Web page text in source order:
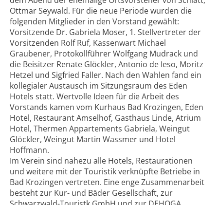
Ottmar Seywald. Für die neue Periode wurden die
folgenden Mitglieder in den Vorstand gewählt:
Vorsitzende Dr. Gabriela Moser, 1. Stellvertreter der
Vorsitzenden Rolf Ruf, Kassenwart Michael
Graubener, Protokollführer Wolfgang Mudrack und
die Beisitzer Renate Glöckler, Antonio de Ieso, Moritz
Hetzel und Sigfried Faller. Nach den Wahlen fand ein
kollegialer Austausch im Sitzungsraum des Eden
Hotels statt. Wertvolle Ideen für die Arbeit des
Vorstands kamen vom Kurhaus Bad Krozingen, Eden
Hotel, Restaurant Amselhof, Gasthaus Linde, Atrium
Hotel, Thermen Appartements Gabriela, Weingut
Glöckler, Weingut Martin Wassmer und Hotel
Hoffmann.
Im Verein sind nahezu alle Hotels, Restaurationen
und weitere mit der Touristik verknüpfte Betriebe in
Bad Krozingen vertreten. Eine enge Zusammenarbeit
besteht zur Kur- und Bäder Gesellschaft, zur